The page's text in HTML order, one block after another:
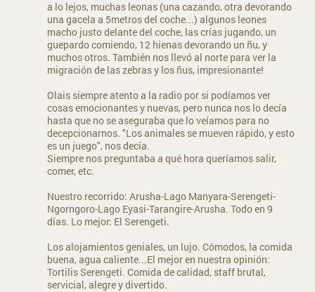
a lo lejos, muchas leonas (una cazando, otra devorando
una gacela a 5metros del coche...) algunos leones
macho justo delante del coche, las crías jugando, un
guepardo comiendo, 12 hienas devorando un ñu, y
muchos otros. También nos llevó al norte para ver la
migración de las zebras y los ñus, impresionante!
Olais siempre atento a la radio por si podíamos ver
cosas emocionantes y nuevas, pero nunca nos lo decía
hasta que no se aseguraba que lo veíamos para no
decepcionarnos. "Los animales se mueven rápido, y esto
es un juego", nos decía.
Siempre nos preguntaba a qué hora queríamos salir,
comer, etc.
Nuestro recorrido: Arusha-Lago Manyara-Serengeti-
Ngorngoro-Lago Eyasi-Tarangire-Arusha. Todo en 9
días. Lo mejor: El Serengeti.
Los alojamientos geniales, un lujo. Cómodos, la comida
buena, agua caliente...El mejor en nuestra opinión:
Tortilis Serengeti. Comida de calidad, staff brutal,
servicial, alegre y divertido.